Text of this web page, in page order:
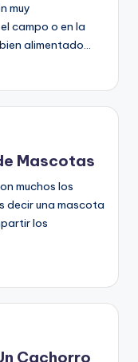
muy
campo o en la
alimentado…
Mascotas
muchos los
decir una mascota
los
Cachorro